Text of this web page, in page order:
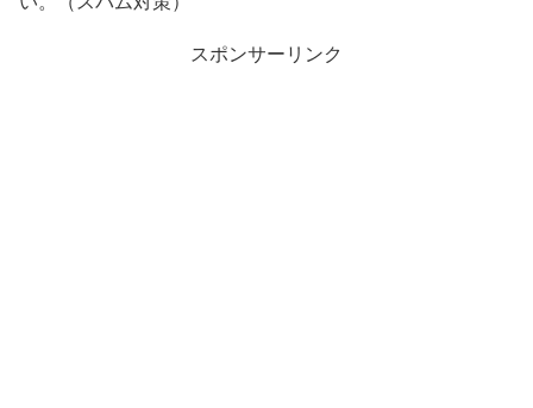
スポンサーリンク